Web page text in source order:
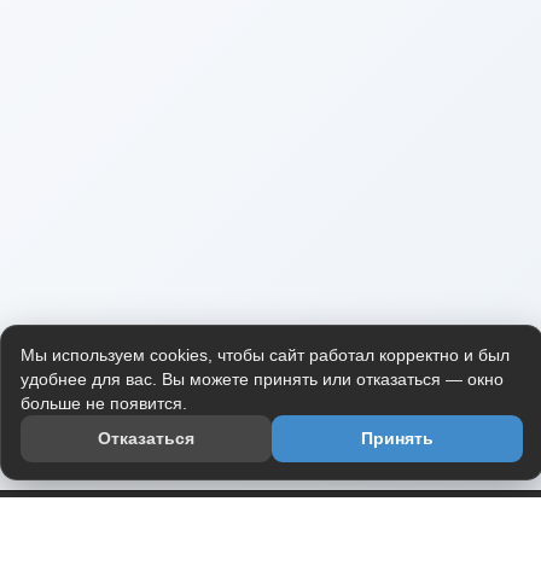
Мы используем cookies, чтобы сайт работал корректно и был
удобнее для вас. Вы можете принять или отказаться — окно
больше не появится.
Отказаться
Принять